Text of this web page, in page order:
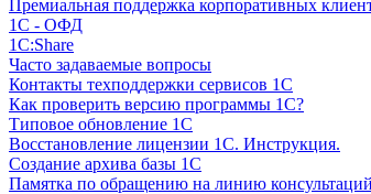
Премиальная поддержка корпоративных
1С - ОФД
1С:Share
Часто задаваемые вопросы
Контакты техподдержки сервисов 1С
Как проверить версию программы 1С?
Типовое обновление 1С
Восстановление лицензии 1С. Инструкция.
Создание архива базы 1С
Памятка по обращению на линию